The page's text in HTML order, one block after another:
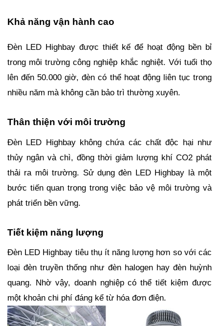
Khả năng vận hành cao
Đèn LED Highbay được thiết kế để hoạt động bền bỉ
trong môi trường công nghiệp khắc nghiệt. Với tuổi thọ
lên đến 50.000 giờ, đèn có thể hoạt động liên tục trong
nhiều năm mà không cần bảo trì thường xuyên.
Thân thiện với môi trường
Đèn LED Highbay không chứa các chất độc hại như
thủy ngân và chì, đồng thời giảm lượng khí CO2 phát
thải ra môi trường. Sử dụng đèn LED Highbay là một
bước tiến quan trọng trong việc bảo vệ môi trường và
phát triển bền vững.
Tiết kiệm năng lượng
Đèn LED Highbay tiêu thụ ít năng lượng hơn so với các
loại đèn truyền thống như đèn halogen hay đèn huỳnh
quang. Nhờ vậy, doanh nghiệp có thể tiết kiệm được
một khoản chi phí đáng kể từ hóa đơn điện.